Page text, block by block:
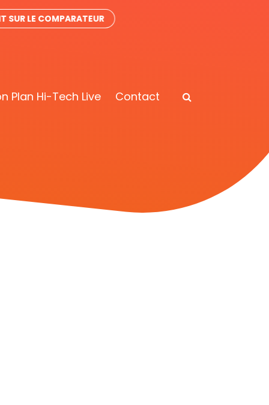
SUR LE COMPARATEUR
Plan Hi-Tech Live Contact